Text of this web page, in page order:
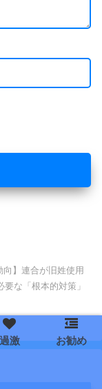
向】連合が旧姓使用
な「根本的対策」
激 お勧め